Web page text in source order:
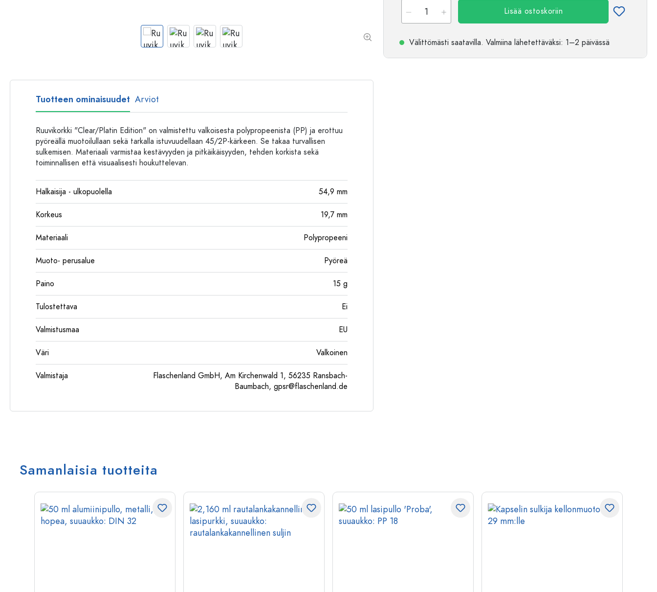
Lisää ostoskoriin
Välittömästi saatavilla. Valmiina lähetettäväksi: 1–2 päivässä
Tuotteen ominaisuudet Arviot
Ruuvikorkki "Clear/Platin Edition" on valmistettu valkoisesta polypropeenista (PP) ja erottuu
pyöreällä muotoilullaan sekä tarkalla istuvuudellaan 45/2P-kärkeen. Se takaa turvallisen
sulkemisen. Materiaali varmistaa kestävyyden ja pitkäikäisyyden, tehden korkista sekä
toiminnallisen että visuaalisesti houkuttelevan.
Halkaisija - ulkopuolella 54,9 mm
Korkeus 19,7 mm
Materiaali Polypropeeni
Muoto- perusalue Pyöreä
Paino 15 g
Tulostettava Ei
Valmistusmaa EU
Väri Valkoinen
Valmistaja
Flaschenland GmbH, Am Kirchenwald 1, 56235 Ransbach-
Baumbach, gpsr@flaschenland.de
Samanlaisia tuotteita